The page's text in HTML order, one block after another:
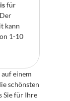
für
kann
1-10
einem
schönsten
Sie für Ihre